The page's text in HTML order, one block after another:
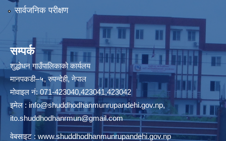
सार्वजनिक परीक्षण
सम्पर्क
शुद्धोधन गाउँपालिकाको कार्यलय
मानपकडी–५, रुपन्देही, नेपाल
मोवाइल नं: 071-423040,423041,423042
इमेल : info@shuddhodhanmunrupandehi.gov.np,
ito.shuddhodhanrmun@gmail.com
वेबसाइट : www.shuddhodhanmunrupandehi.gov.np